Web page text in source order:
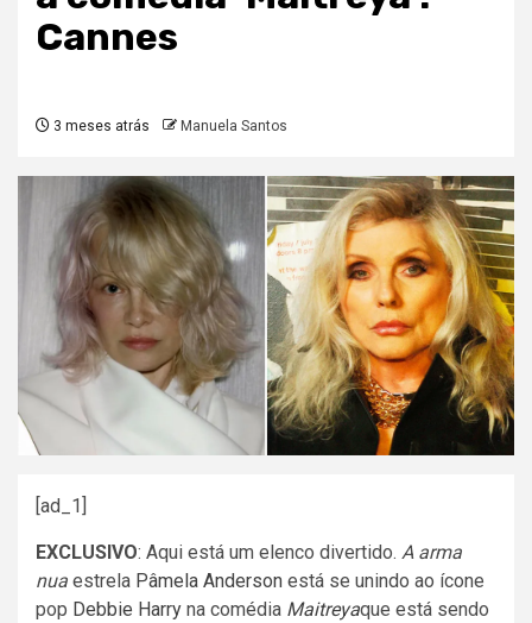
Cannes
3 meses atrás Manuela Santos
[ad_1]
EXCLUSIVO: Aqui está um elenco divertido. A arma
nua estrela Pâmela Anderson está se unindo ao ícone
pop Debbie Harry na comédia Maitreyaque está sendo